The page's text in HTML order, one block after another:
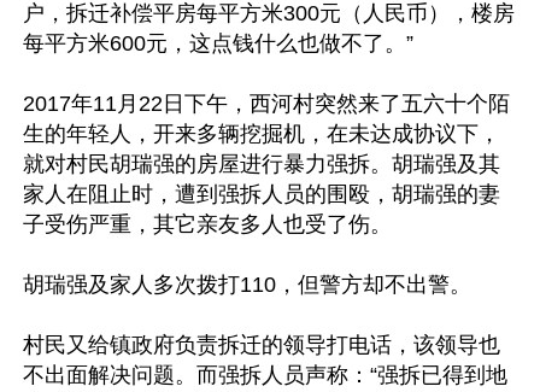
户，拆迁补偿平房每平方米300元（人民币），楼房
每平方米600元，这点钱什么也做不了。”
2017年11月22日下午，西河村突然来了五六十个陌
生的年轻人，开来多辆挖掘机，在未达成协议下，
就对村民胡瑞强的房屋进行暴力强拆。胡瑞强及其
家人在阻止时，遭到强拆人员的围殴，胡瑞强的妻
子受伤严重，其它亲友多人也受了伤。
胡瑞强及家人多次拨打110，但警方却不出警。
村民又给镇政府负责拆迁的领导打电话，该领导也
不出面解决问题。而强拆人员声称：“强拆已得到地